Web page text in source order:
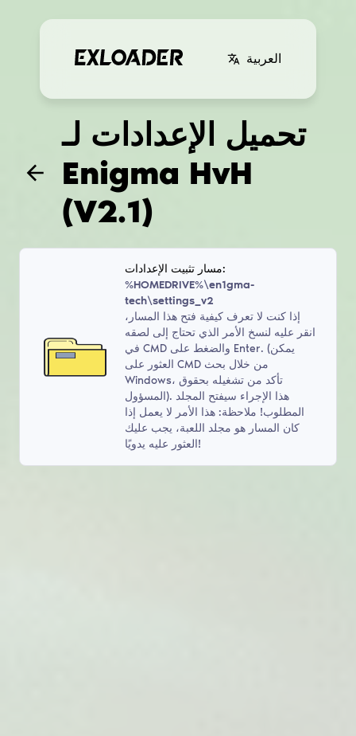
العربية
تحميل الإعدادات لـ
Enigma HvH
(V2.1)
مسار تثبيت الإعدادات:
%HOMEDRIVE%\en1gma-
tech\settings_v2
إذا كنت لا تعرف كيفية فتح هذا المسار،
انقر عليه لنسخ الأمر الذي تحتاج إلى لصقه
في CMD والضغط على Enter. (يمكن
العثور على CMD من خلال بحث
Windows، تأكد من تشغيله بحقوق
المسؤول). هذا الإجراء سيفتح المجلد
المطلوب! ملاحظة: هذا الأمر لا يعمل إذا
كان المسار هو مجلد اللعبة، يجب عليك
العثور عليه يدويًا!